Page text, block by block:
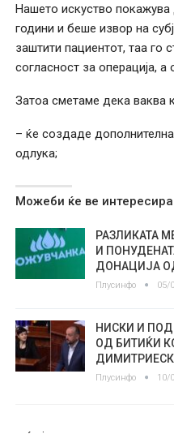
Нашето искуство
години и беше извор на
заштити пациентот, таа го
согласност за операција,
Затоа сметаме дека ваква
– ќе создаде
одлука;
Можеби ќе ве интересира
РАЗЛИКАТА
И
ДОНАЦИЈА
Плусинфо 05/
НИСКИ И
ОД БИТИЌИ
Плусинфо 10/